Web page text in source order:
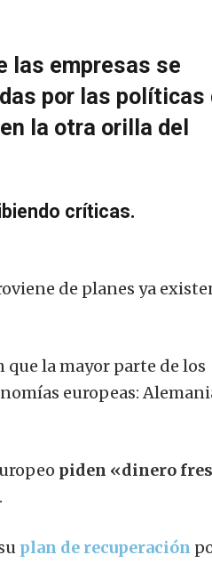
las empresas se
por las políticas
la otra orilla del
críticas.
de planes ya
que la mayor parte de los
europeas:
piden «dinero
plan de recuperación